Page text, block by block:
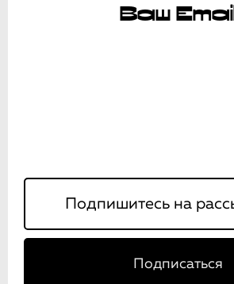
Ваш Email
Подписаться